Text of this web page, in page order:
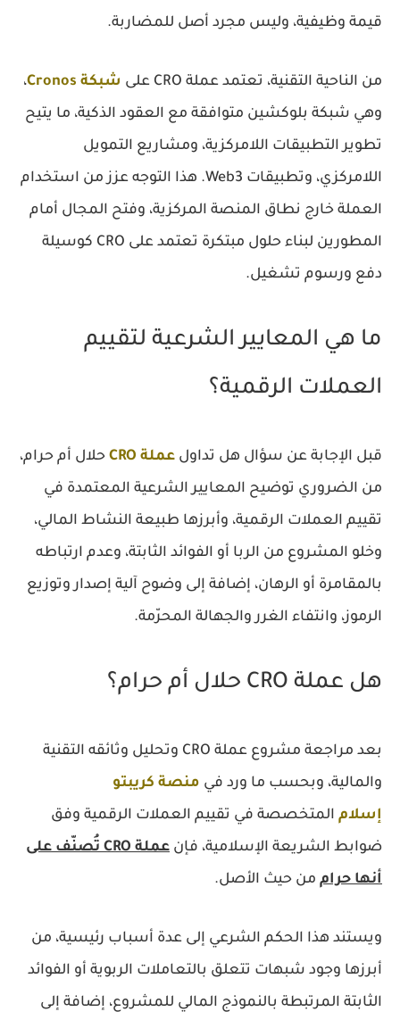
قيمة وظيفية، وليس مجرد أصل للمضاربة.
من الناحية التقنية، تعتمد عملة CRO على شبكة Cronos
،
وهي شبكة بلوكشين متوافقة مع العقود الذكية، ما يتيح
تطوير التطبيقات اللامركزية، ومشاريع التمويل
اللامركزي، وتطبيقات Web3. هذا التوجه عزز من استخدام
العملة خارج نطاق المنصة المركزية، وفتح المجال أمام
المطورين لبناء حلول مبتكرة تعتمد على CRO كوسيلة
دفع ورسوم تشغيل.
ما هي المعايير الشرعية لتقييم
العملات الرقمية؟
قبل الإجابة عن سؤال هل تداول عملة CRO
حلال أم حرام،
من الضروري توضيح المعايير الشرعية المعتمدة في
تقييم العملات الرقمية، وأبرزها طبيعة النشاط المالي،
وخلو المشروع من الربا أو الفوائد الثابتة، وعدم ارتباطه
بالمقامرة أو الرهان، إضافة إلى وضوح آلية إصدار وتوزيع
الرموز، وانتفاء الغرر والجهالة المحرّمة.
هل عملة CRO حلال أم حرام؟
بعد مراجعة مشروع عملة CRO وتحليل وثائقه التقنية
والمالية، وبحسب ما ورد في منصة كريبتو
إسلام المتخصصة في تقييم العملات الرقمية وفق
ضوابط الشريعة الإسلامية، فإن
عملة CRO تُصنّف على
أنها حرام من حيث الأصل.
ويستند هذا الحكم الشرعي إلى عدة أسباب رئيسية، من
أبرزها وجود شبهات تتعلق بالتعاملات الربوية أو الفوائد
الثابتة المرتبطة بالنموذج المالي للمشروع، إضافة إلى